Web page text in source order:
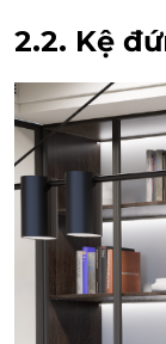
2.2. Kệ